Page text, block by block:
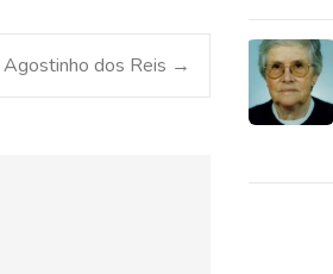
Agostinho dos Reis →